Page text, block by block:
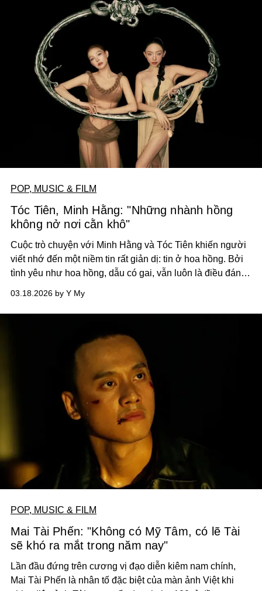
POP, MUSIC & FILM
Tóc Tiên, Minh Hằng: "Những nhành hồng
không nở nơi cằn khô"
Cuộc trò chuyện với Minh Hằng và Tóc Tiên khiến người
viết nhớ đến một niềm tin rất giản dị: tin ở hoa hồng. Bởi
tình yêu như hoa hồng, dẫu có gai, vẫn luôn là điều đáng
03.18.2026 by Y My
POP, MUSIC & FILM
Mai Tài Phến: "Không có Mỹ Tâm, có lẽ Tài
sẽ khó ra mắt trong năm nay"
Lần đầu đứng trên cương vị đạo diễn kiêm nam chính,
Mai Tài Phến là nhân tố đặc biệt của màn ảnh Việt khi